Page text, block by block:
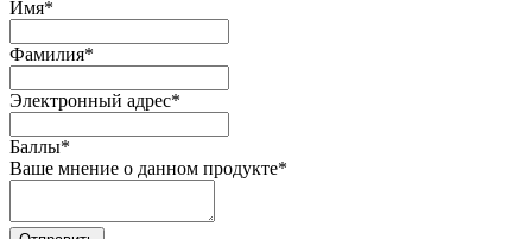
Имя*
Фамилия*
Электронный адрес*
Баллы*
Ваше мнение о данном продукте*